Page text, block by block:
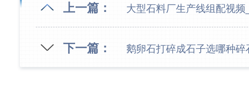
上一篇： 大型石料厂生产线组配视
下一篇： 鹅卵石打碎成石子选哪种碎